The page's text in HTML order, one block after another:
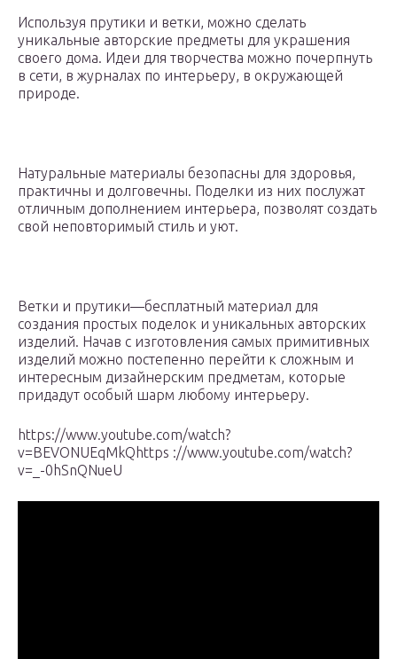
Используя прутики и ветки, можно сделать
уникальные авторские предметы для украшения
своего дома. Идеи для творчества можно почерпнуть
в сети, в журналах по интерьеру, в окружающей
природе.
Натуральные материалы безопасны для здоровья,
практичны и долговечны. Поделки из них послужат
отличным дополнением интерьера, позволят создать
свой неповторимый стиль и уют.
Ветки и прутики—бесплатный материал для
создания простых поделок и уникальных авторских
изделий. Начав с изготовления самых примитивных
изделий можно постепенно перейти к сложным и
интересным дизайнерским предметам, которые
придадут особый шарм любому интерьеру.
https://www.youtube.com/watch?
v=BEVONUEqMkQhttps ://www.youtube.com/watch?
v=_-0hSnQNueU